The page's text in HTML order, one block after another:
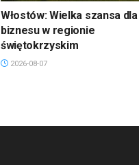
Włostów: Wielka szansa dla
biznesu w regionie
świętokrzyskim
2026-08-07